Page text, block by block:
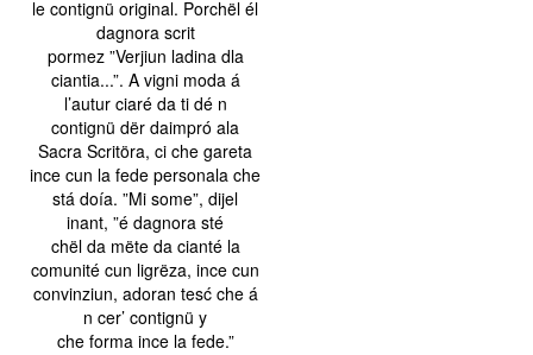
le contignü original. Porchël él
dagnora scrit
pormez ”Verjiun ladina dla
ciantia...”. A vigni moda á
l’autur ciaré da ti dé n
contignü dër daimpró ala
Sacra Scritöra, ci che gareta
ince cun la fede personala che
stá doía. ”Mi some”, dijel
inant, ”é dagnora sté
chël da mëte da cianté la
comunité cun ligrëza, ince cun
convinziun, adoran tesć che á
n cer’ contignü y
che forma ince la fede.”